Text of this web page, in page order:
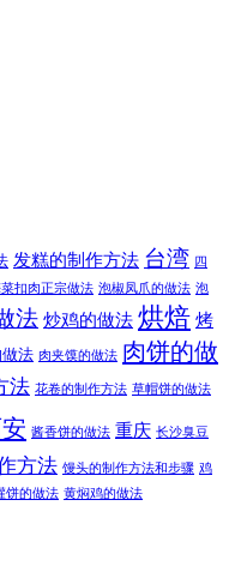
发糕的制作方法 台湾 四
扣肉正宗做法 泡椒凤爪的做法 泡
法 炒鸡的做法 烘焙 烤
法 肉夹馍的做法 肉饼的做
法 花卷的制作方法 草帽饼的做法
酱香饼的做法 重庆 长沙臭豆
方法 馒头的制作方法和步骤 鸡
饼的做法 黄焖鸡的做法